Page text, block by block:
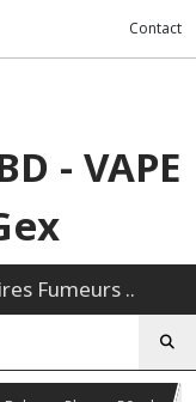
Contact
- VAPE
Fumeurs ..